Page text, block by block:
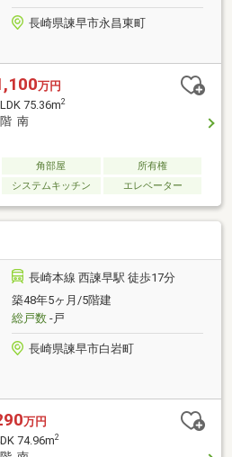
長崎県諫早市永昌東町
万円
75.36m2
南
角部屋
所有権
システムキッチン エレベーター
長崎本線 西諫早駅 徒歩17分
築48年5ヶ月/5階建
総戸数-戸
長崎県諫早市白岩町
万円
74.96m2